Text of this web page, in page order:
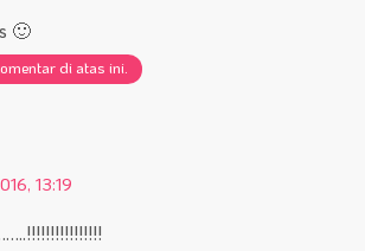
🙂
di atas ini.
13:19